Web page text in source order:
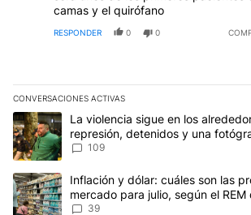
camas y el quirófano
RESPONDER 0 0
CONVERSACIONES ACTIVAS
Este listado muestra los artículos con más
Un artículo de tendencia con el título "La
La violencia sigue en los
represión, detenidos y una
109
Un artículo de tendencia con el título
Inflación y dólar: cuáles son las
mercado para julio, según el
39